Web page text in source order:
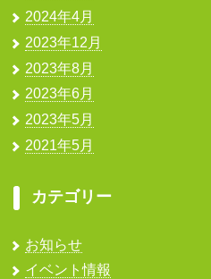
2024年4月
2023年12月
2023年8月
2023年6月
2023年5月
2021年5月
カテゴリー
お知らせ
イベント情報